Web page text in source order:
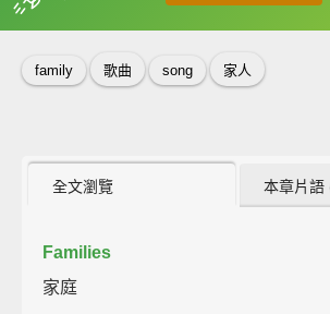
收錄佳句
family 歌曲 song 家人
全文瀏覽 本章片語
Families
家庭